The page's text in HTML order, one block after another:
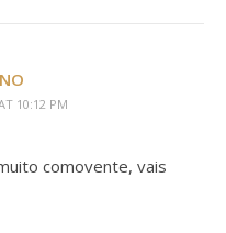
10:12 PM
comovente, vais